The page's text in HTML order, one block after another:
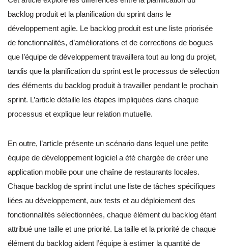
backlog produit et la planification du sprint dans le
développement agile. Le backlog produit est une liste priorisée
de fonctionnalités, d’améliorations et de corrections de bogues
que l’équipe de développement travaillera tout au long du projet,
tandis que la planification du sprint est le processus de sélection
des éléments du backlog produit à travailler pendant le prochain
sprint. L’article détaille les étapes impliquées dans chaque
processus et explique leur relation mutuelle.
En outre, l’article présente un scénario dans lequel une petite
équipe de développement logiciel a été chargée de créer une
application mobile pour une chaîne de restaurants locales.
Chaque backlog de sprint inclut une liste de tâches spécifiques
liées au développement, aux tests et au déploiement des
fonctionnalités sélectionnées, chaque élément du backlog étant
attribué une taille et une priorité. La taille et la priorité de chaque
élément du backlog aident l’équipe à estimer la quantité de